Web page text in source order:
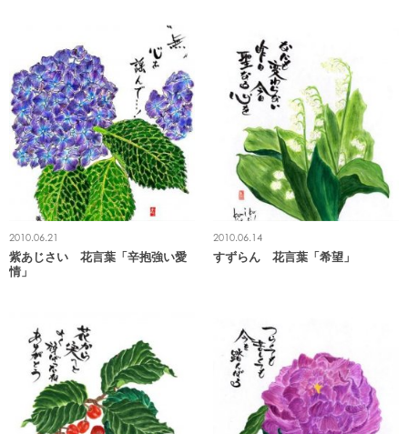
2010.06.21
紫あじさい 花言葉「辛抱強い愛
情」
2010.06.14
すずらん 花言葉「希望」